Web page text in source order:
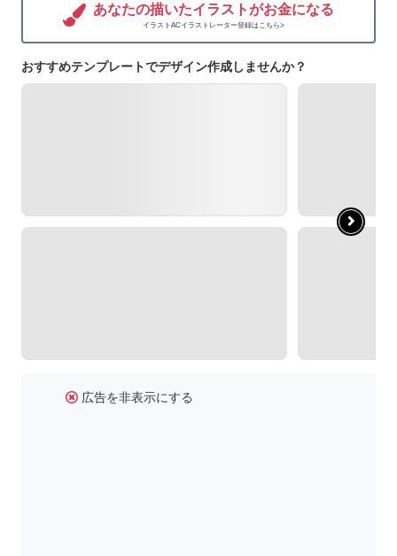
あなたの描いたイラストがお金になる
イラストACイラストレーター登録はこちら>
おすすめテンプレートでデザイン作成しませんか？
広告を非表示にする